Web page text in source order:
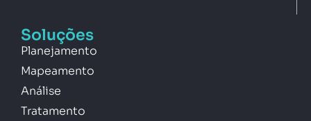
Soluções
Planejamento
Mapeamento
Análise
Tratamento